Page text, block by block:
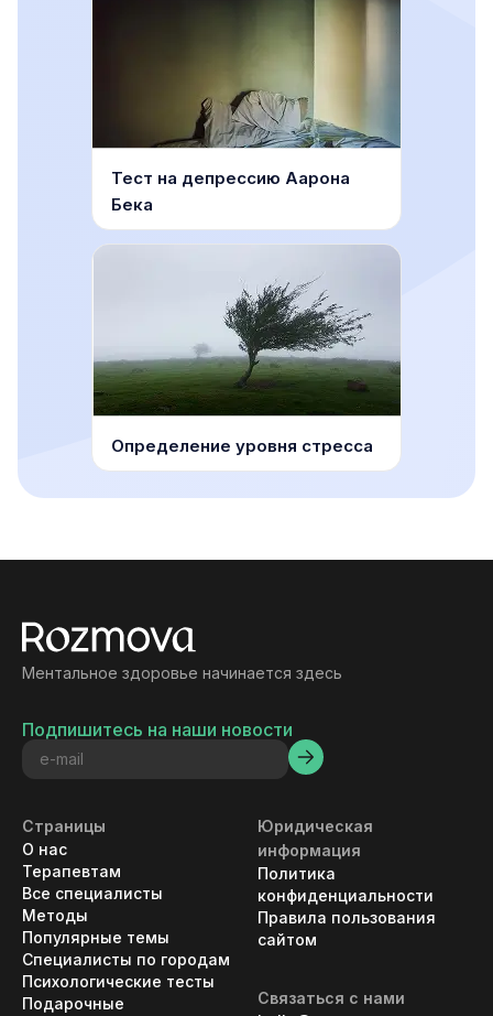
Тест на депрессию Аарона
Бека
Определение уровня стресса
Ментальное здоровье начинается здесь
Подпишитесь на наши новости
Страницы
О нас
Терапевтам
Все специалисты
Методы
Популярные темы
Специалисты по городам
Психологические тесты
Подарочные
Юридическая
информация
Политика
конфиденциальности
Правила пользования
сайтом
Связаться с нами